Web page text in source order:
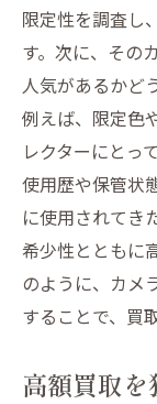
限定性を調査し
す。次に、その
人気があるかど
例えば、限定色
レクターにとっ
使用歴や保管状
に使用されてき
希少性とともに
のように、カメ
することで、買
高額買取